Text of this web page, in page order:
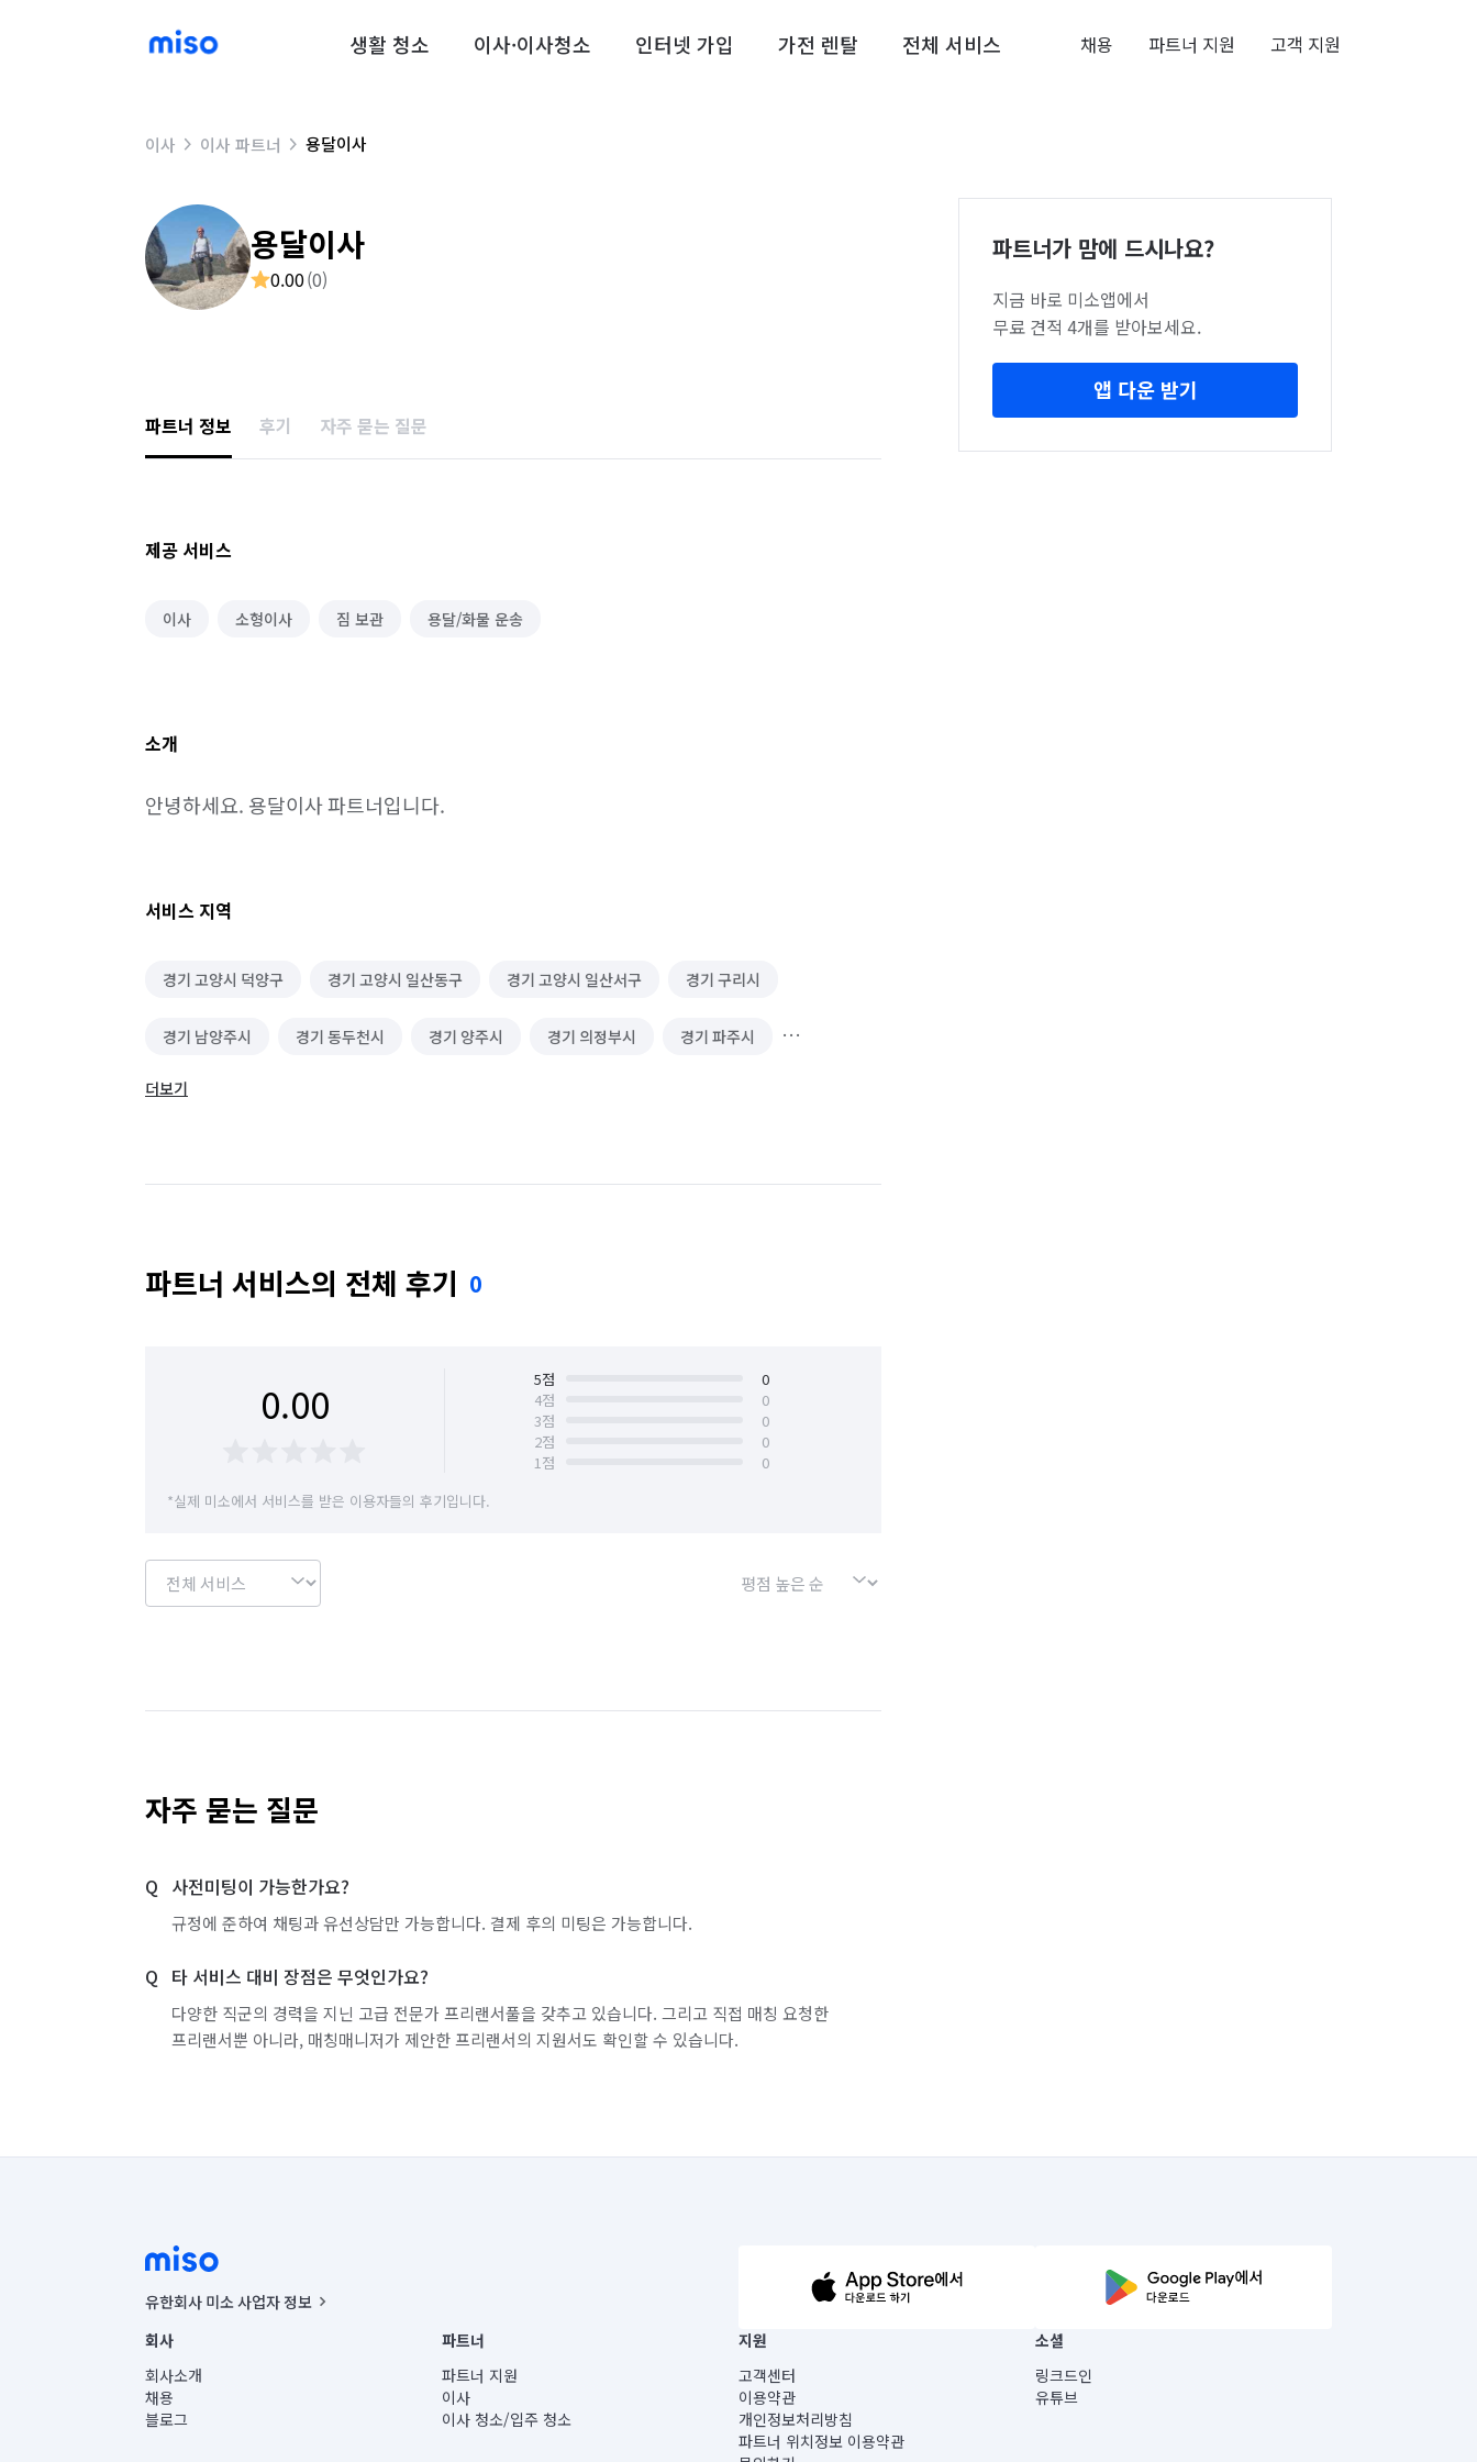
생활 청소 이사·이사청소 인터넷 가입 가전 렌탈 전체 서비스 채용 파트너 지원 고객 지원
이사 이사 파트너 용달이사
용달이사
0.00(0)
파트너 정보 후기 자주 묻는 질문
제공 서비스
이사 소형이사 짐 보관 용달/화물 운송
소개
안녕하세요. 용달이사 파트너입니다.
서비스 지역
경기 고양시 덕양구 경기 고양시 일산동구 경기 고양시 일산서구 경기 구리시
경기 남양주시 경기 동두천시 경기 양주시 경기 의정부시 경기 파주시
경기 포천시
더보기
파트너 서비스의 전체 후기 0
0.00 5점
0
4점
0
3점
0
2점
0
1점
0
*실제 미소에서 서비스를 받은 이용자들의 후기입니다.
자주 묻는 질문
사전미팅이 가능한가요?
규정에 준하여 채팅과 유선상담만 가능합니다. 결제 후의 미팅은 가능합니다.
타 서비스 대비 장점은 무엇인가요?
다양한 직군의 경력을 지닌 고급 전문가 프리랜서풀을 갖추고 있습니다. 그리고 직접 매칭 요청한
프리랜서뿐 아니라, 매칭매니저가 제안한 프리랜서의 지원서도 확인할 수 있습니다.
파트너가 맘에 드시나요?
지금 바로 미소앱에서
무료 견적 4개를 받아보세요.
앱 다운 받기
유한회사 미소 사업자 정보
사업자등록번호 : 291-87-00271 | 인허가번호 : 2016-3220163-14-5-00019 |
통신판매신고번호 : 2024-서울종로-1400(공정거래위원회 정보) |
대표이사 : CHING VICTOR COLUMBIA RHEE
주소 | 본사: 서울특별시 종로구 율곡로 6(중학동, 트윈트리빌딩) B동 5층
컨택센터 : 서울특별시 종로구 수송동 율곡로 24, 7층, 8층 미소
회사
회사소개
채용
블로그
파트너
파트너 지원
이사
이사 청소/입주 청소
지원
고객센터
이용약관
개인정보처리방침
파트너 위치정보 이용약관
소셜
링크드인
유튜브